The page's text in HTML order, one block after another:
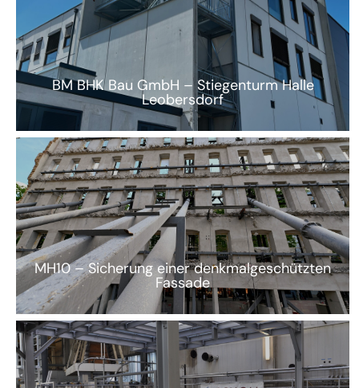
BM BHK Bau GmbH – Stiegenturm Halle
Leobersdorf
MH10 – Sicherung einer denkmalgeschützten
Fassade